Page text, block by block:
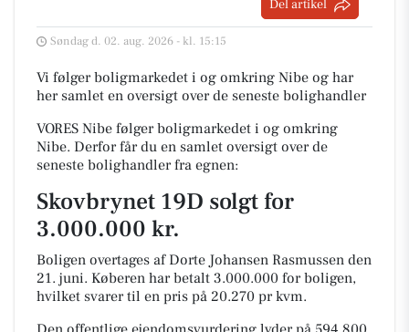
Del artikel
Søndag d. 02. aug. 2026 - kl. 15:15
Vi følger boligmarkedet i og omkring Nibe og har
her samlet en oversigt over de seneste bolighandler
VORES Nibe følger boligmarkedet i og omkring
Nibe. Derfor får du en samlet oversigt over de
seneste bolighandler fra egnen:
Skovbrynet 19D solgt for
3.000.000 kr.
Boligen overtages af Dorte Johansen Rasmussen den
21. juni. Køberen har betalt 3.000.000 for boligen,
hvilket svarer til en pris på 20.270 pr kvm.